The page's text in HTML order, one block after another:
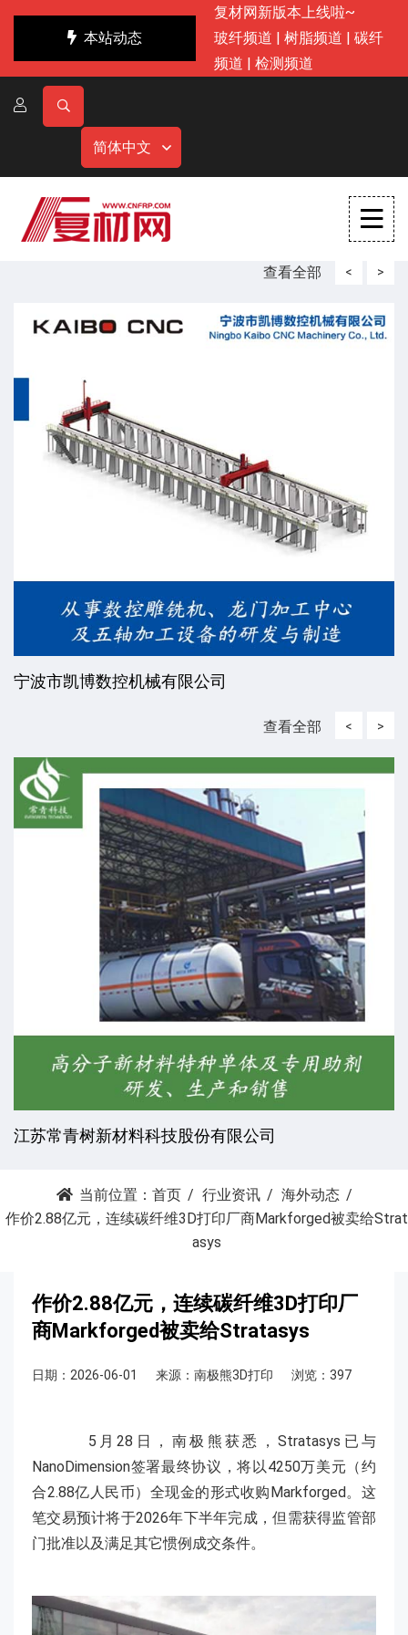
本站动态
复材网新版本上线啦~
玻纤频道 | 树脂频道 | 碳纤
频道 | 检测频道
简体中文
查看全部 <
宁波市凯博数控机械有限公司
>
查看全部 <
江苏常青树新材料科技股份有限公司
>
当前位置： 首页 行业资讯
海外动态
作价2.88亿元，连续碳纤维3D打印厂商Markforged被卖给Strat
asys
作价2.88亿元，连续碳纤维3D打印厂
商Markforged被卖给Stratasys
日期：2026-06-01 来源：南极熊3D打印 浏览：397
5月28日，南极熊获悉，Stratasys已与
NanoDimension签署最终协议，将以4250万美元（约
合2.88亿人民币）全现金的形式收购Markforged。这
笔交易预计将于2026年下半年完成，但需获得监管部
门批准以及满足其它惯例成交条件。